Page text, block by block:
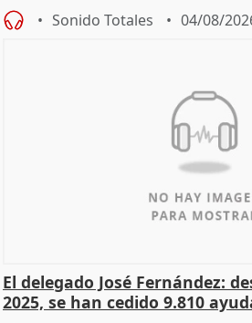
Sonido Totales 04/08/
El delegado José Fernández:
2025, se han cedido 9.810